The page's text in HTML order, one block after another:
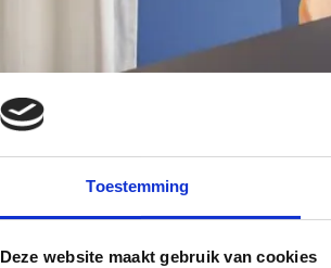
Toestemming
Deze website maakt gebruik van cookies